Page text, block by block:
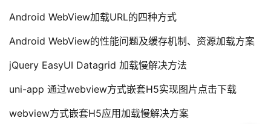
Android WebView加载URL的四种方式
Android WebView的性能问题及缓存机制、资源加载方案
jQuery EasyUI Datagrid 加载慢解决方法
uni-app 通过webview方式嵌套H5实现图片点击下载
webview方式嵌套H5应用加载慢解决方案